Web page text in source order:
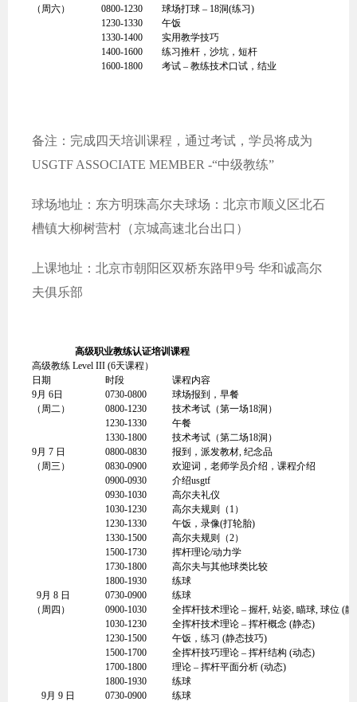
（周六） 0800-1230
球场打球 – 18洞(练习)
1230-1330
午饭
1330-1400
实用教学技巧
1400-1600
练习推杆，沙坑，短杆
1600-1800
考试 – 教练技术口试，结业
备注：完成四天培训课程，通过考试，学员将成为
USGTF ASSOCIATE MEMBER -“中级教练”
球场地址：东方明珠高尔夫球场：北京市顺义区北石
槽镇大柳树营村（京城高速北台出口）
上课地址：北京市朝阳区双桥东路甲9号 华和诚高尔
夫俱乐部
高级职业教练认证培训课程
高级教练 Level III (6天课程）
日期
时段
课程内容
9月 6日
0730-0800
球场报到，早餐
（周二）
0800-1230
技术考试（第一场18洞）
1230-1330
午餐
1330-1800
技术考试（第二场18洞）
9月 7 日
0800-0830
报到，派发教材, 纪念品
（周三）
0830-0900
欢迎词，老师学员介绍，课程介绍
0900-0930
介绍usgtf
0930-1030
高尔夫礼仪
1030-1230
高尔夫规则（1）
1230-1330
午饭，录像(打轮胎)
1330-1500
高尔夫规则（2）
1500-1730
挥杆理论/动力学
1730-1800
高尔夫与其他球类比较
1800-1930
练球
9月 8 日
0730-0900
练球
（周四）
0900-1030
全挥杆技术理论 – 握杆, 站姿, 瞄球, 球位 (静
1030-1230
全挥杆技术理论 – 挥杆概念 (静态)
1230-1500
午饭，练习 (静态技巧)
1500-1700
全挥杆技巧理论 – 挥杆结构 (动态)
1700-1800
理论 – 挥杆平面分析 (动态)
1800-1930
练球
9月 9 日
0730-0900
练球